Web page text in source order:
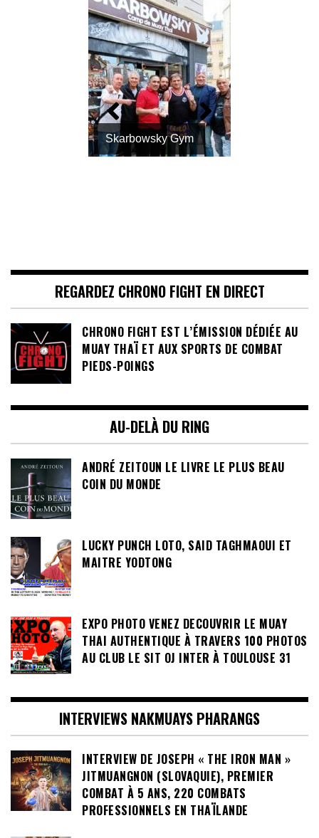
Skarbowsky Gym
REGARDEZ CHRONO FIGHT EN DIRECT
CHRONO FIGHT EST L’ÉMISSION DÉDIÉE AU
MUAY THAÏ ET AUX SPORTS DE COMBAT
PIEDS-POINGS
AU-DELÀ DU RING
ANDRÉ ZEITOUN LE LIVRE LE PLUS BEAU
COIN DU MONDE
LUCKY PUNCH LOTO, SAID TAGHMAOUI ET
MAITRE YODTONG
EXPO PHOTO VENEZ DECOUVRIR LE MUAY
THAI AUTHENTIQUE À TRAVERS 100 PHOTOS
AU CLUB LE SIT OJ INTER À TOULOUSE 31
INTERVIEWS NAKMUAYS PHARANGS
INTERVIEW DE JOSEPH « THE IRON MAN »
JITMUANGNON (SLOVAQUIE), PREMIER
COMBAT À 5 ANS, 220 COMBATS
PROFESSIONNELS EN THAÏLANDE